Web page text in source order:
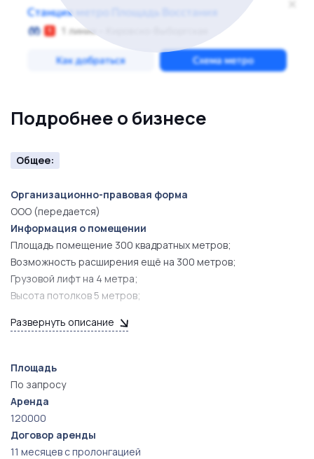
Подробнее о бизнесе
Общее:
Организационно-правовая форма
ООО (передается)
Информация о помещении
Площадь помещение 300 квадратных метров;
Возможность расширения ещё на 300 метров;
Грузовой лифт на 4 метра;
Высота потолков 5 метров;
Удобная транспортная развязка.
Развернуть описание
Площадь
По запросу
Аренда
120000
Договор аренды
11 месяцев с пролонгацией